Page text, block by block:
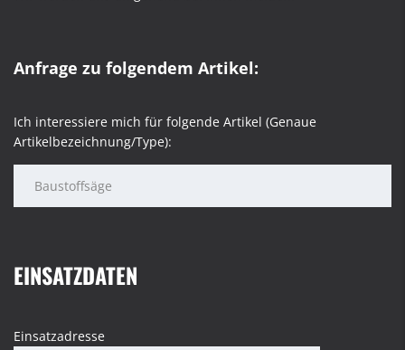
Anfrage zu folgendem Artikel:
Ich interessiere mich für folgende Artikel (Genaue
Artikelbezeichnung/Type):
EINSATZDATEN
Einsatzadresse